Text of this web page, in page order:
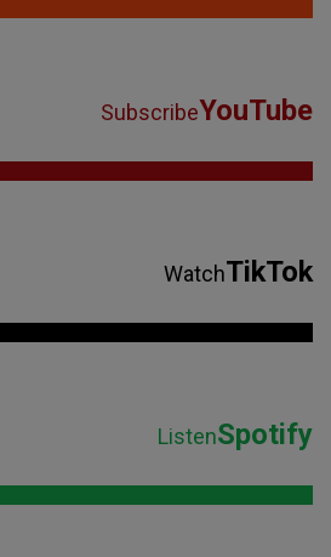
SubscribeYouTube
WatchTikTok
ListenSpotify